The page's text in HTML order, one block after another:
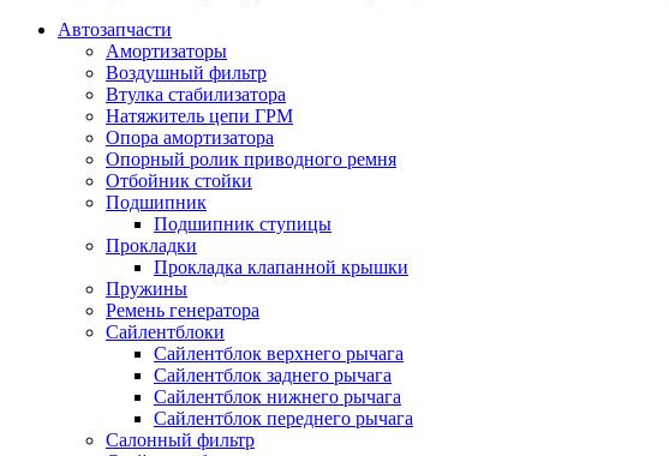
Автозапчасти
Амортизаторы
Воздушный фильтр
Втулка стабилизатора
Натяжитель цепи ГРМ
Опора амортизатора
Опорный ролик приводного ремня
Отбойник стойки
Подшипник
Подшипник ступицы
Прокладки
Прокладка клапанной крышки
Пружины
Ремень генератора
Сайлентблоки
Сайлентблок верхнего рычага
Сайлентблок заднего рычага
Сайлентблок нижнего рычага
Сайлентблок переднего рычага
Салонный фильтр